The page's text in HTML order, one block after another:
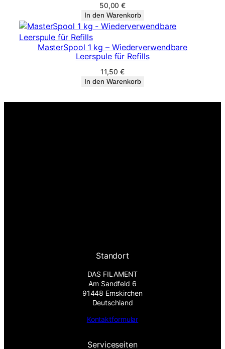
50,00€
In den Warenkorb
MasterSpool 1 kg – Wiederverwendbare
Leerspule für Refills
11,50 €
In den Warenkorb
Standort
DAS FILAMENT
Am Sandfeld 6
91448 Emskirchen
Deutschland
Kontaktformular
Serviceseiten